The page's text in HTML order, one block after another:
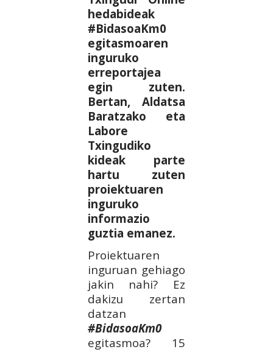
hedabideak
#BidasoaKm0
egitasmoaren
inguruko
erreportajea
egin zuten.
Bertan, Aldatsa
Baratzako eta
Labore
Txingudiko
kideak parte
hartu zuten
proiektuaren
inguruko
informazio
guztia emanez.
Proiektuaren
inguruan gehiago
jakin nahi? Ez
dakizu zertan
datzan
#BidasoaKm0
egitasmoa? 15